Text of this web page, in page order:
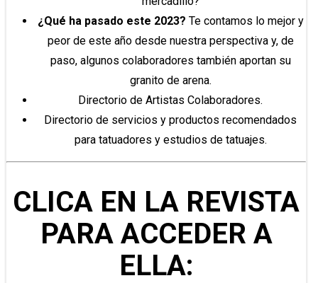
¿Qué ha pasado este 2023? Te contamos lo mejor y
peor de este año desde nuestra perspectiva y, de
paso, algunos colaboradores también aportan su
granito de arena.
Directorio de Artistas Colaboradores.
Directorio de servicios y productos recomendados
para tatuadores y estudios de tatuajes.
CLICA EN LA REVISTA
PARA ACCEDER A
ELLA: